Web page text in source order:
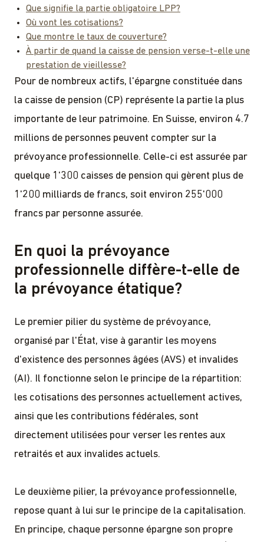
Que signifie la partie obligatoire LPP?
Où vont les cotisations?
Que montre le taux de couverture?
À partir de quand la caisse de pension verse-t-elle une
prestation de vieillesse?
Pour de nombreux actifs, l'épargne constituée dans
la caisse de pension (CP) représente la partie la plus
importante de leur patrimoine. En Suisse, environ 4.7
millions de personnes peuvent compter sur la
prévoyance professionnelle. Celle-ci est assurée par
quelque 1'300 caisses de pension qui gèrent plus de
1'200 milliards de francs, soit environ 255'000
francs par personne assurée.
En quoi la prévoyance
professionnelle diffère-t-elle de
la prévoyance étatique?
Le premier pilier du système de prévoyance,
organisé par l'État, vise à garantir les moyens
d'existence des personnes âgées (AVS) et invalides
(AI). Il fonctionne selon le principe de la répartition:
les cotisations des personnes actuellement actives,
ainsi que les contributions fédérales, sont
directement utilisées pour verser les rentes aux
retraités et aux invalides actuels.
Le deuxième pilier, la prévoyance professionnelle,
repose quant à lui sur le principe de la capitalisation.
En principe, chaque personne épargne son propre